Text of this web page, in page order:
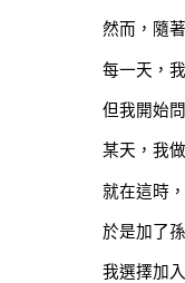
然而，隨
每一天，
但我開始
某天，我
就在這時
於是加了
我選擇加